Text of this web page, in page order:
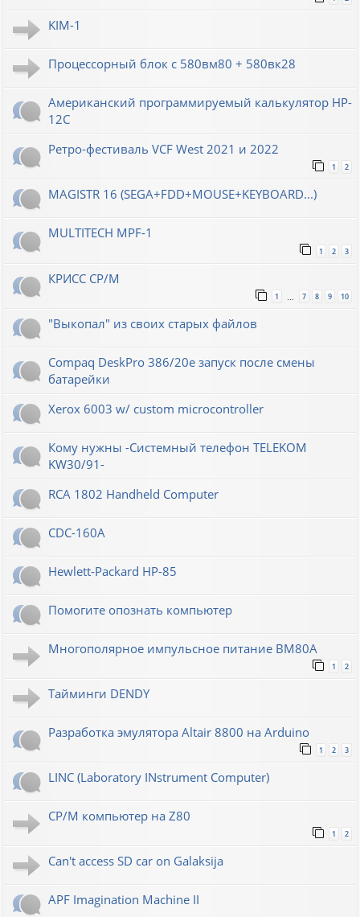
KIM-1
Процессорный блок с 580вм80 + 580вк28
Американский программируемый калькулятор HP-
12C
Ретро-фестиваль VCF West 2021 и 2022
1 2
MAGISTR 16 (SEGA+FDD+MOUSE+KEYBOARD...)
MULTITECH MPF-1
1 2 3
КРИСС CP/M
1 7 8 9 10
"Выкопал" из своих старых файлов
Compaq DeskPro 386/20e запуск после смены
батарейки
Xerox 6003 w/ custom microcontroller
Кому нужны -Системный телефон TELEKOM
KW30/91-
RCA 1802 Handheld Computer
CDC-160A
Hewlett-Packard НР-85
Помогите опознать компьютер
Многополярное импульсное питание ВМ80А
1 2
Тайминги DENDY
Разработка эмулятора Altair 8800 на Arduino
1 2 3
LINC (Laboratory INstrument Computer)
CP/M компьютер на Z80
1 2
Can't access SD car on Galaksija
APF Imagination Machine II